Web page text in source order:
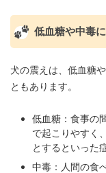
低血糖や中毒
犬の震えは、低血糖
ともあります。
低血糖：食事の
で起こりやすく
とするといった
中毒：人間の食